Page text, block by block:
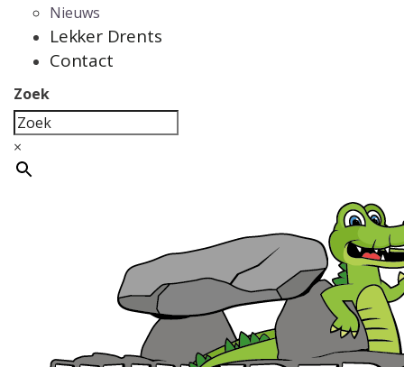
Nieuws
Lekker Drents
Contact
Zoek
×